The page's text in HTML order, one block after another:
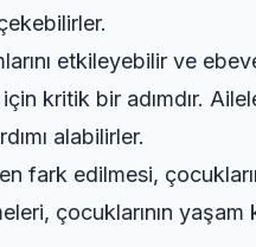
etkileyebilir ve
kritik bir adımdır.
alabilirler.
fark edilmesi,
çocuklarının yaşam